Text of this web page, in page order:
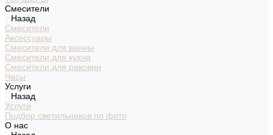
Смесители
Назад
Смесители
Аксессуары
Смесители для ванны
Смесители для кухни
Смесители для раковин
Часы
Услуги
Назад
Услуги
Подбор светильников по фото
О нас